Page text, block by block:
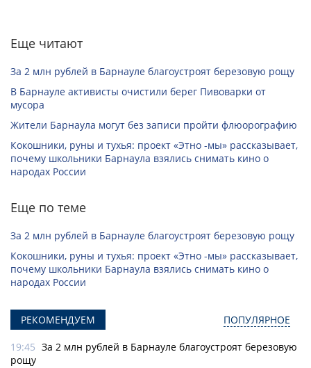
Еще читают
За 2 млн рублей в Барнауле благоустроят березовую рощу
В Барнауле активисты очистили берег Пивоварки от
мусора
Жители Барнаула могут без записи пройти флюорографию
Кокошники, руны и тухья: проект «Этно -мы» рассказывает,
почему школьники Барнаула взялись снимать кино о
народах России
Еще по теме
За 2 млн рублей в Барнауле благоустроят березовую рощу
Кокошники, руны и тухья: проект «Этно -мы» рассказывает,
почему школьники Барнаула взялись снимать кино о
народах России
РЕКОМЕНДУЕМ ПОПУЛЯРНОЕ
19:45 За 2 млн рублей в Барнауле благоустроят березовую
рощу